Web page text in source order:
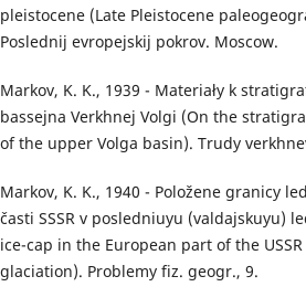
pleistocene (Late Pleistocene
Poslednij evropejskij pokrov. Moscow.
Markov, K. K., 1939 - Materiały k
bassejna Verkhnej Volgi (On the
of the upper Volga basin). Trudy
Markov, K. K., 1940 - Položene granicy
časti SSSR v posledniuyu (valdajskuyu)
ice-cap in the European part of the
glaciation). Problemy fiz. geogr., 9.